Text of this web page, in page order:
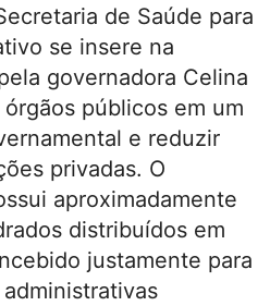
de Saúde para
se insere na
governadora Celina
públicos em um
e reduzir
privadas. O
aproximadamente
distribuídos em
justamente para